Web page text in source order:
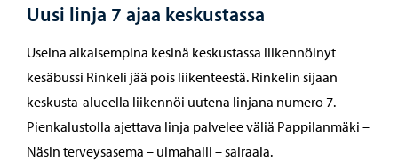
Uusi linja 7 ajaa keskustassa
Useina aikaisempina kesinä keskustassa liikennöinyt
kesäbussi Rinkeli jää pois liikenteestä. Rinkelin sijaan
keskusta-alueella liikennöi uutena linjana numero 7.
Pienkalustolla ajettava linja palvelee väliä Pappilanmäki –
Näsin terveysasema – uimahalli – sairaala.